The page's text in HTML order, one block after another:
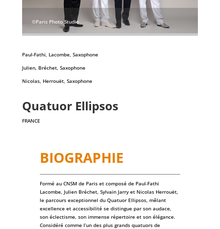
©Paris Photo Studio
Paul-Fathi, Lacombe, Saxophone
Julien, Bréchet, Saxophone
Nicolas, Herrouët, Saxophone
Quatuor Ellipsos
FRANCE
BIOGRAPHIE
Formé au CNSM de Paris et composé de Paul-Fathi
Lacombe, Julien Bréchet, Sylvain Jarry et Nicolas Herrouët,
le parcours exceptionnel du Quatuor Ellipsos, mêlant
excellence et accessibilité se distingue par son audace,
son éclectisme, son immense répertoire et son élégance.
Considéré comme l’un des plus grands quatuors de